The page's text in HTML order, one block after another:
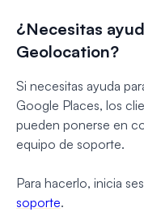
¿Necesitas
Geolocation?
Si necesitas ayuda
Google Places, los
pueden ponerse en
equipo de soporte.
Para hacerlo, inicia
soporte.